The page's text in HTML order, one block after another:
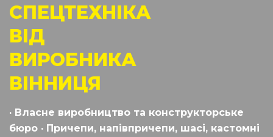
СПЕЦТЕХНІКА
ВІД
ВИРОБНИКА
ВІННИЦЯ
· Власне виробництво та конструкторське
бюро · Причепи, напівпричепи, шасі, кастомні